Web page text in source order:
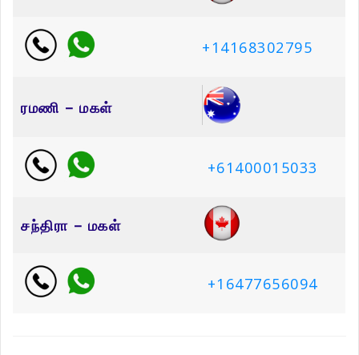
+14168302795
ரமணி – மகள்
+61400015033
சந்திரா – மகள்
+16477656094